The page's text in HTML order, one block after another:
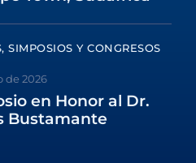
SIMPOSIOS Y CONGRESOS
de 2026
en Honor al Dr.
Bustamante